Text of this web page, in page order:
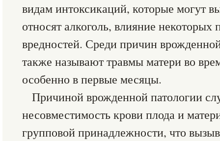
видам интоксикаций, которые могут
относят алкоголь, влияние
вредностей. Среди причин
также называют травмы матери во
особенно в первые месяцы.
Причиной врожденной патологии
несовместимость крови плода и
групповой принадлежности, что